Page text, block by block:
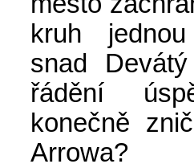
kruh
snad
řádění
konečně
Arrowa?